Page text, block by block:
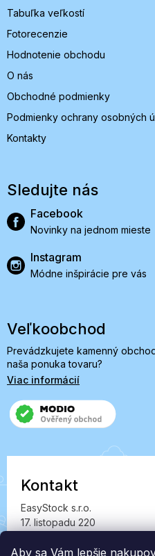
Aby sa Vám lepšie
Tabuľka veľkostí
Fotorecenzie
Hodnotenie obchodu
O nás
Obchodné podmienky
Podmienky ochrany osobných
Kontakty
Sledujte nás
Facebook
Novinky na jednom mieste
Instagram
Módne inšpirácie pre vás
Veľkoobchod
Prevádzkujete kamenný
naša ponuka tovaru?
Viac informácií
Kontakt
EasyStock s.r.o.
17. listopadu 220
IČ: 07727402, DIČ: